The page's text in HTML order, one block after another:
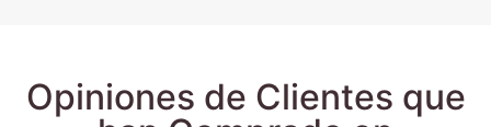
Opiniones de Clientes que